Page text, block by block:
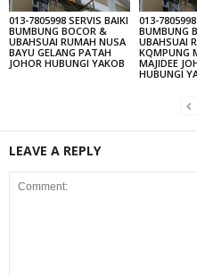
013-7805998 SERVIS BAIKI
BUMBUNG BOCOR &
UBAHSUAI RUMAH NUSA
BAYU GELANG PATAH
JOHOR HUBUNGI YAKOB
013-
BUMBUNG
UBAHSUAI
KQMPUNG
MAJIDEE
HUBUNGI
LEAVE A REPLY